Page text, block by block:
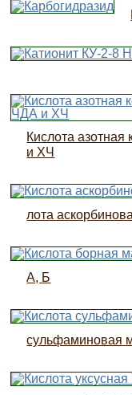
Кислота
и ХЧ
лота
А, Б
сульфаминовая